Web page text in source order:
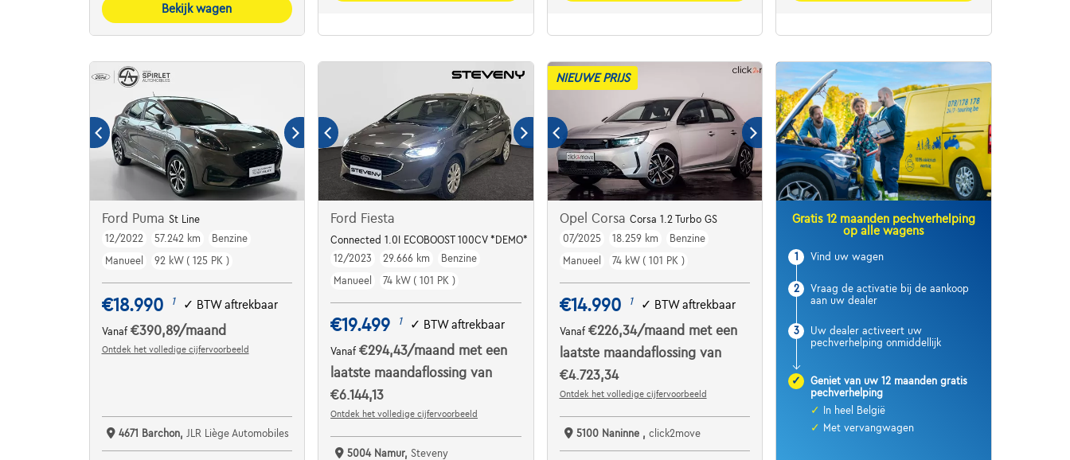
Bekijk wagen
Ford Puma St Line
12/2022
57.242 km
Benzine
Manueel
92 kW ( 125 PK )
€18.990 1 ✓ BTW aftrekbaar
Vanaf €390,89/maand
Ontdek het volledige cijfervoorbeeld
4671 Barchon, JLR Liège Automobiles
Ford Fiesta
Connected 1.0I ECOBOOST 100CV *DEMO*
12/2023
29.666 km
Benzine
Manueel
74 kW ( 101 PK )
€19.499 1 ✓ BTW aftrekbaar
Vanaf€294,43/maand met een
laatste maandaflossing van
€6.144,13
Ontdek het volledige cijfervoorbeeld
5004 Namur,Steveny
NIEUWE PRIJS
Opel Corsa Corsa 1.2 Turbo GS
07/2025
18.259 km
Benzine
Manueel
74 kW ( 101 PK )
€14.990 1 ✓ BTW aftrekbaar
Vanaf €226,34/maand met een
laatste maandaflossing van
€4.723,34
Ontdek het volledige cijfervoorbeeld
5100 Naninne , click2move
Gratis 12 maanden pechverhelping
op alle wagens
1 Vind uw wagen
2
Vraag de activatie bij de aankoop
aan uw dealer
3
Uw dealer activeert uw
pechverhelping onmiddellijk
✓
Geniet van uw 12 maanden gratis
pechverhelping
✓
In heel België
✓ Met vervangwagen